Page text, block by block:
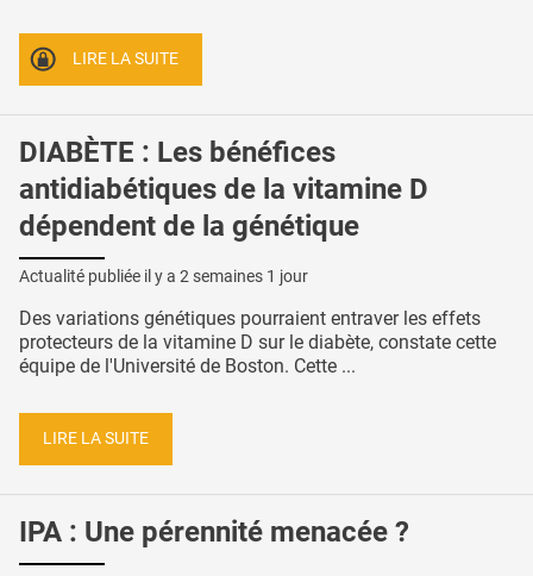
LIRE LA SUITE
DIABÈTE : Les bénéfices
antidiabétiques de la vitamine D
dépendent de la génétique
Actualité publiée il y a 2 semaines 1 jour
Des variations génétiques pourraient entraver les effets
protecteurs de la vitamine D sur le diabète, constate cette
équipe de l'Université de Boston. Cette ...
LIRE LA SUITE
IPA : Une pérennité menacée ?